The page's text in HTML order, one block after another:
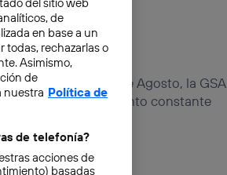
el pasado 13 de Agosto, la GSA
el crecimiento constante
de
en base a un
todas, rechazarlas o
Asimismo,
de
nuestra Política de
de telefonía?
acciones de
basadas